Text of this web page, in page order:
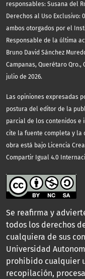
responsables: Susana del
Derechos al Uso Exclusivo:
ambos otorgados por el
Responsable de la última
Bruno David Sánchez
Campanas, Querétaro Qro.,
julio de 2026.
Las opiniones expresadas
postura del editor de la
parcial de los contenidos e
cite la fuente completa y la
obra está bajo Licencia
Compartir Igual 4.0
Se reafirma y
todos los derechos
cualquiera de sus
Universidad
prohibido cualquier
recopilación,